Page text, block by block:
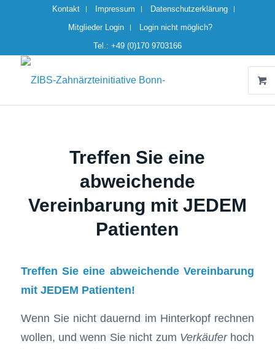
Kontakt Impressum
Datenschutzerklärung
Mitglieder Login
Login nicht möglich?
Tel.: +49 (0)170 9703166
Treffen Sie eine
abweichende
Vereinbarung mit JEDEM
Patienten
Treffen Sie eine abweichende Vereinbarung
mit JEDEM Patienten!
Wenn Sie nicht dauernd im Hinterkopf rechnen
wollen, und wenn Sie nicht zum Verkäuferhoch